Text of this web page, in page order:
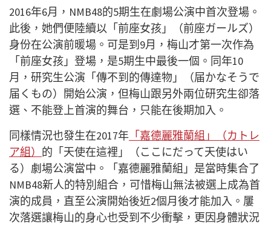
2016年6月，NMB48的5期生在劇場公演中首次登場。
此後，她們便陸續以「前座女孩」（前座ガールズ）
身份在公演前暖場。可是到9月，梅山才第一次作為
「前座女孩」登場，是5期生中最後一個。同年10
月，研究生公演「傳不到的傳達物」（届かなそうで
届くもの）開始公演，但梅山跟另外兩位研究生卻落
選、不能登上首演的舞台，只能在後期加入。
同樣情況也發生在2017年 「嘉德麗雅蘭組」（カトレ
ア組） 的「天使在這裡」（ここにだって天使はい
る）劇場公演當中。「嘉德麗雅蘭組」是當時集合了
NMB48新人的特別組合，可惜梅山無法被選上成為首
演的成員，直至公演開始後近2個月後才能加入。屢
次落選讓梅山的身心也受到不少衝擊，更因身體狀況